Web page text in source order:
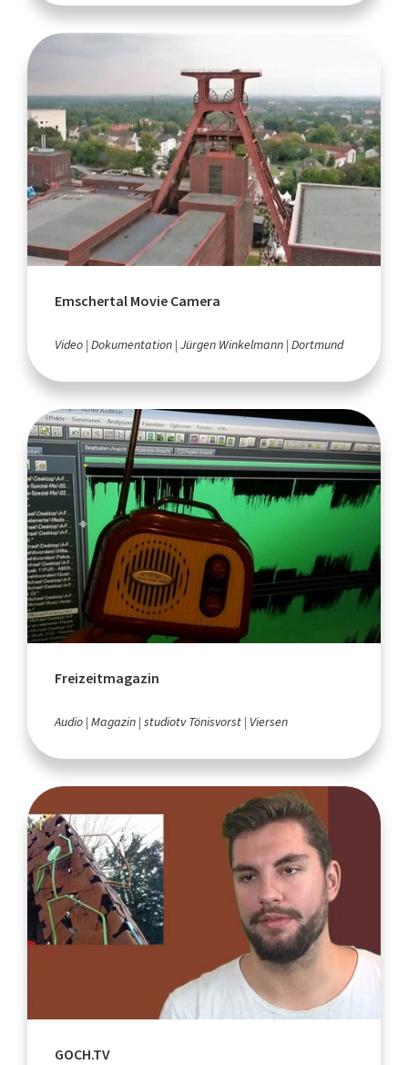
Emschertal Movie Camera
Video Dokumentation Jürgen Winkelmann Dortmund
Freizeitmagazin
Audio Magazin studiotv Tönisvorst Viersen
GOCH.TV